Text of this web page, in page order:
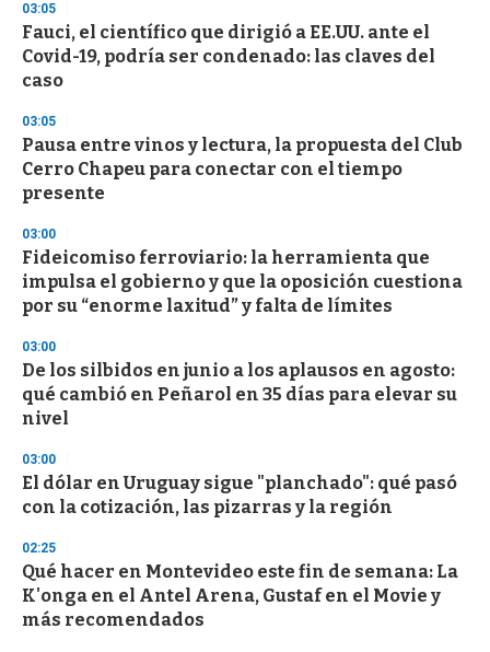
3
s
e
c
o
d
s
03:05
Fauci, el científico que dirigió a EE.UU. ante el
Covid-19, podría ser condenado: las claves del
caso
03:05
Pausa entre vinos y lectura, la propuesta del Club
Cerro Chapeu para conectar con el tiempo
presente
03:00
Fideicomiso ferroviario: la herramienta que
impulsa el gobierno y que la oposición cuestiona
por su “enorme laxitud” y falta de límites
03:00
De los silbidos en junio a los aplausos en agosto:
qué cambió en Peñarol en 35 días para elevar su
nivel
03:00
El dólar en Uruguay sigue "planchado": qué pasó
con la cotización, las pizarras y la región
02:25
Qué hacer en Montevideo este fin de semana: La
K'onga en el Antel Arena, Gustaf en el Movie y
más recomendados